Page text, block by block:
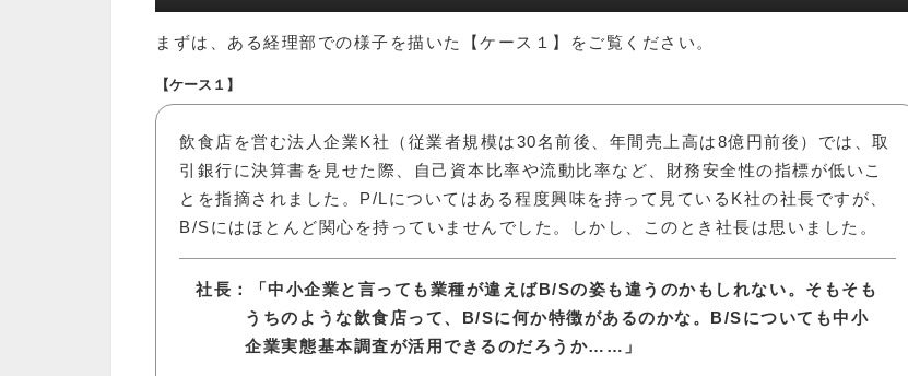
まずは、ある経理部での様子を描いた【ケース１】をご覧ください。
【ケース１】
飲食店を営む法人企業K社（従業者規模は30名前後、年間売上高は8億円前後）では、取
引銀行に決算書を見せた際、自己資本比率や流動比率など、財務安全性の指標が低いこ
とを指摘されました。P/Lについてはある程度興味を持って見ているK社の社長ですが、
B/Sにはほとんど関心を持っていませんでした。しかし、このとき社長は思いました。
社長：「中小企業と言っても業種が違えばB/Sの姿も違うのかもしれない。そもそも
うちのような飲食店って、B/Sに何か特徴があるのかな。B/Sについても中小
企業実態基本調査が活用できるのだろうか……」